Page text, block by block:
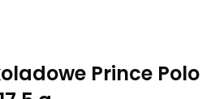
Prince Polo